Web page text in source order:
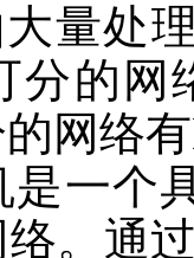
量处
分的网
网络
一个
。通